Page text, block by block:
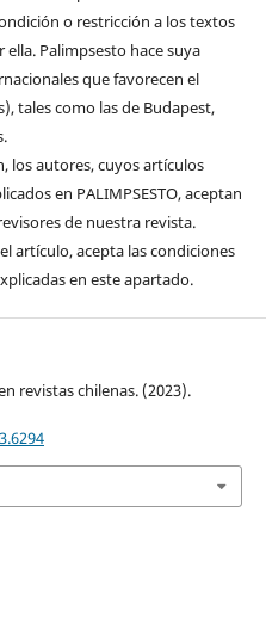
o restricción a los textos
Palimpsesto hace suya
que favorecen el
tales como las de Budapest,
los autores, cuyos artículos
en PALIMPSESTO, aceptan
de nuestra revista.
artículo, acepta las condiciones
en este apartado.
revistas chilenas. (2023).